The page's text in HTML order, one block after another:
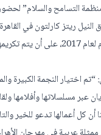
التسامح والسلام” لحضور
ريتز كارلتون في
عبر مسلسلاتها وأفلامها
كل أعمالها تدعو للخير